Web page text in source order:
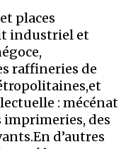
places
industriel et
raffineries de
: mécénat
imprimeries, des
d’autres